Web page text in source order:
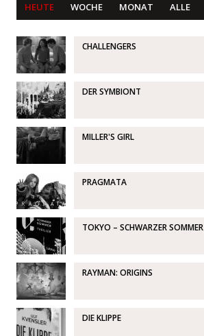
HEUTE WOCHE MONAT ALLE
CHALLENGERS
DER SYMBIONT
MILLER'S GIRL
PRAGMATA
TOKYO – SCHWARZER SOMMER
RAYMAN: ORIGINS
DIE KLIPPE